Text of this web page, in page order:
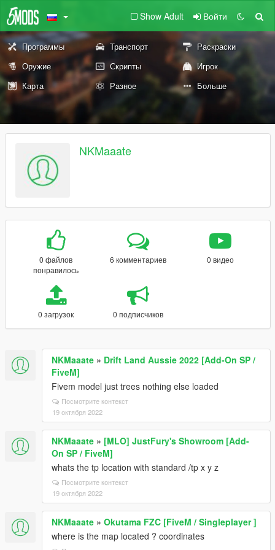
Show Adult Войти
Программы Транспорт
Раскраски
Оружие
Скрипты
Игрок
Карта
Разное Больше
NKMaaate
0 файлов
понравилось
6 комментариев 0 видео
0 загрузок 0 подписчиков
NKMaaate » Drift Land Aussie 2022 [Add-On SP /
FiveM]
Fivem model just trees nothing else loaded
Посмотрите контекст
19 октября 2022
NKMaaate » [MLO] JustFury's Showroom [Add-
On SP / FiveM]
whats the tp location with standard /tp x y z
Посмотрите контекст
19 октября 2022
NKMaaate » Okutama FZC [FiveM / Singleplayer ]
where is the map located ? coordinates